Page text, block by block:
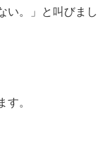
い。」と叫びまし
す。